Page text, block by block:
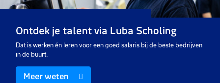
40 uur
€ 17,00- € 18,00 p.u.
40 uur
€ 17,00 -€ 18,00
Ontdek je talent via Luba Scholing
Dat is werken én leren voor een goed salaris bij de beste bedrijven
in de buurt.
Meer weten